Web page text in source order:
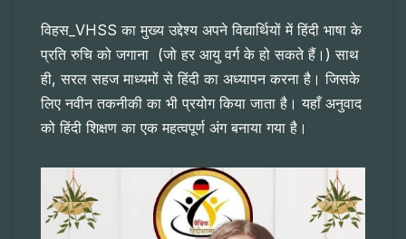
विहस_VHSS का मुख्य उद्देश्य अपने विद्यार्थियों में हिंदी भाषा के
प्रति रुचि को जगाना (जो हर आयु वर्ग के हो सकते हैं।) साथ
ही, सरल सहज माध्यमों से हिंदी का अध्यापन करना है। जिसके
लिए नवीन तकनीकी का भी प्रयोग किया जाता है। यहाँ अनुवाद
को हिंदी शिक्षण का एक महत्वपूर्ण अंग बनाया गया है।